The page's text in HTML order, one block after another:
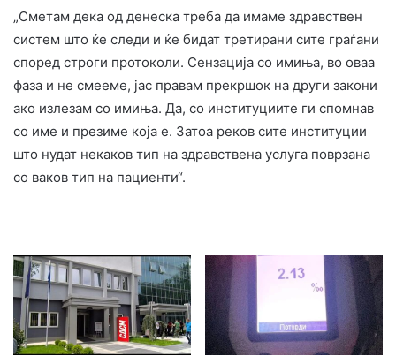
„Сметам дека од денеска треба да имаме здравствен
систем што ќе следи и ќе бидат третирани сите граѓани
според строги протоколи. Сензација со имиња, во оваа
фаза и не смееме, јас правам прекршок на други закони
ако излезам со имиња. Да, со институциите ги спомнав
со име и презиме која е. Затоа реков сите институции
што нудат некаков тип на здравствена услуга поврзана
со ваков тип на пациенти“.